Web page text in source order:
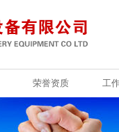
荣誉资质
荣誉资质
工